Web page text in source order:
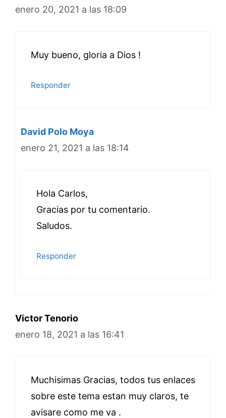
enero 20, 2021 a las 18:09
Muy bueno, gloria a Dios !
Responder
David Polo Moya
enero 21, 2021 a las 18:14
Hola Carlos,
Gracias por tu comentario.
Saludos.
Responder
Victor Tenorio
enero 18, 2021 a las 16:41
Muchisimas Gracias, todos tus enlaces
sobre este tema estan muy claros, te
avisare como me va .